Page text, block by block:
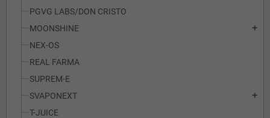
PGVG LABS/DON CRISTO
MOONSHINE
add
NEX-OS
REAL FARMA
SUPREM-E
SVAPONEXT
add
T-JUICE